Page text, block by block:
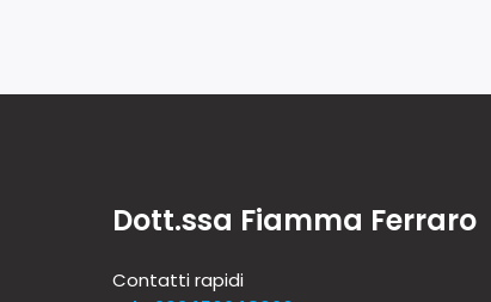
Dott.ssa Fiamma Ferraro
Contatti rapidi